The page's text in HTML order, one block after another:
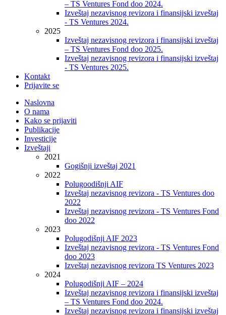
– TS Ventures Fond doo 2024.
Izveštaj nezavisnog revizora i finansijski izveštaj
- TS Ventures 2024.
2025
Izveštaj nezavisnog revizora i finansijski izveštaj
– TS Ventures Fond doo 2025.
Izveštaj nezavisnog revizora i finansijski izveštaj
- TS Ventures 2025.
Kontakt
Prijavite se
Naslovna
O nama
Kako se prijaviti
Publikacije
Investicije
Izveštaji
2021
Gogišnji izveštaj 2021
2022
Polugoodišnji AIF
Izveštaj nezavisnog revizora - TS Ventures doo
2022
Izveštaj nezavisnog revizora - TS Ventures Fond
doo 2022
2023
Polugodišnji AIF 2023
Izveštaj nezavisnog revizora - TS Ventures Fond
doo 2023
Izveštaj nezavisnog revizora TS Ventures 2023
2024
Polugodišnji AIF – 2024
Izveštaj nezavisnog revizora i finansijski izveštaj
– TS Ventures Fond doo 2024.
Izveštaj nezavisnog revizora i finansijski izveštaj